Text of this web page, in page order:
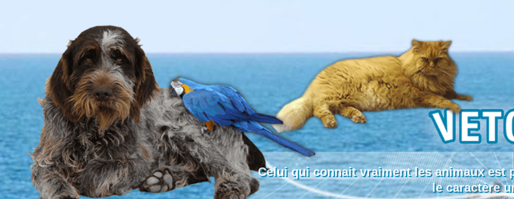
Celui qui connait vraiment les animaux est
le caractère